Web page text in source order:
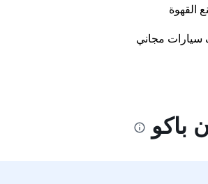
القهوة
مجاني
باكو